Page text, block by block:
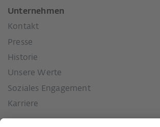
Unternehmen
Kontakt
Presse
Historie
Unsere Werte
Soziales Engagement
Karriere